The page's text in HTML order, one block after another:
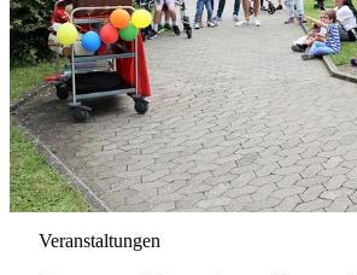
Veranstaltungen